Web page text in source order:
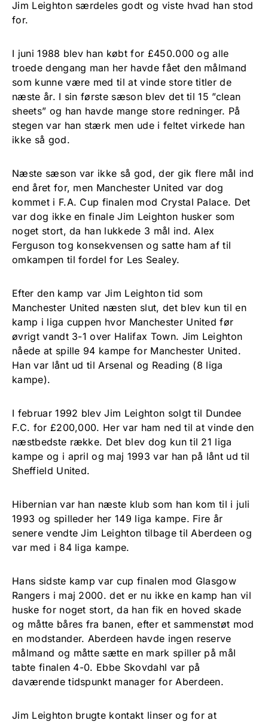
Jim Leighton særdeles godt og viste hvad han stod
for.
I juni 1988 blev han købt for £450.000 og alle
troede dengang man her havde fået den målmand
som kunne være med til at vinde store titler de
næste år. I sin første sæson blev det til 15 ”clean
sheets” og han havde mange store redninger. På
stegen var han stærk men ude i feltet virkede han
ikke så god.
Næste sæson var ikke så god, der gik flere mål ind
end året for, men Manchester United var dog
kommet i F.A. Cup finalen mod Crystal Palace. Det
var dog ikke en finale Jim Leighton husker som
noget stort, da han lukkede 3 mål ind. Alex
Ferguson tog konsekvensen og satte ham af til
omkampen til fordel for Les Sealey.
Efter den kamp var Jim Leighton tid som
Manchester United næsten slut, det blev kun til en
kamp i liga cuppen hvor Manchester United før
øvrigt vandt 3-1 over Halifax Town. Jim Leighton
nåede at spille 94 kampe for Manchester United.
Han var lånt ud til Arsenal og Reading (8 liga
kampe).
I februar 1992 blev Jim Leighton solgt til Dundee
F.C. for £200,000. Her var ham ned til at vinde den
næstbedste række. Det blev dog kun til 21 liga
kampe og i april og maj 1993 var han på lånt ud til
Sheffield United.
Hibernian var han næste klub som han kom til i juli
1993 og spilleder her 149 liga kampe. Fire år
senere vendte Jim Leighton tilbage til Aberdeen og
var med i 84 liga kampe.
Hans sidste kamp var cup finalen mod Glasgow
Rangers i maj 2000. det er nu ikke en kamp han vil
huske for noget stort, da han fik en hoved skade
og måtte båres fra banen, efter et sammenstøt mod
en modstander. Aberdeen havde ingen reserve
målmand og måtte sætte en mark spiller på mål
tabte finalen 4-0. Ebbe Skovdahl var på
daværende tidspunkt manager for Aberdeen.
Jim Leighton brugte kontakt linser og for at